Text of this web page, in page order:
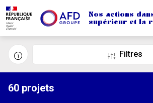
Aller au contenu principal
Nos actions
supérieur et la
Information
Filtres
60 projets